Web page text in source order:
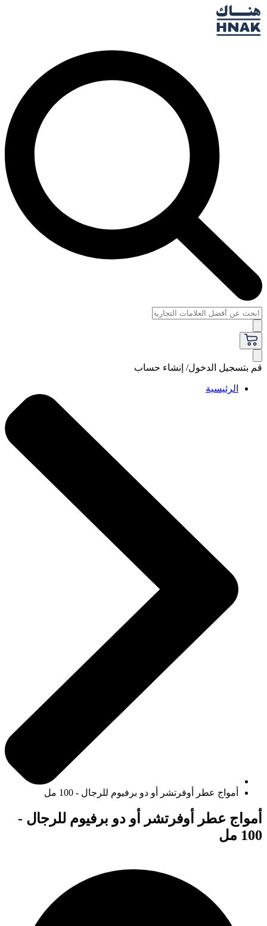
قم بتسجيل الدخول/ إنشاء حساب
الرئيسية
أمواج عطر أوفرتشر أو دو برفيوم للرجال - 100 مل
أمواج عطر أوفرتشر أو دو برفيوم للرجال -
100 مل